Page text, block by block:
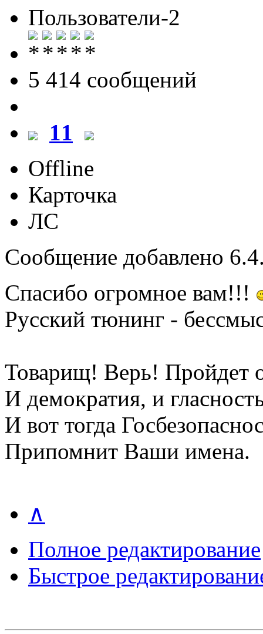
Пользователи-2
5 414 cообщений
11
Offline
Карточка
ЛС
Сообщение добавлено
Спасибо огромное вам!!!
Русский тюнинг -
Товарищ! Верь! Пройдет
И демократия, и
И вот тогда
Припомнит Ваши имена.
∧
Полное редактирование
Быстрое